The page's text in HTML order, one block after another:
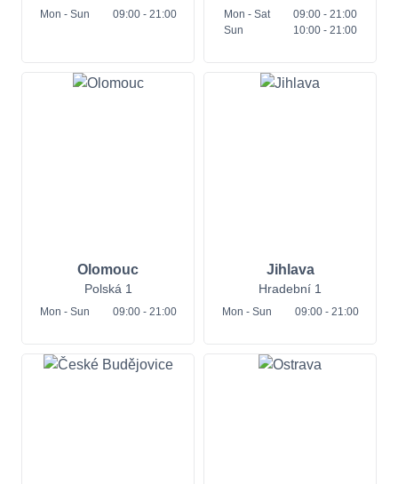
Mon - Sun 09:00 - 21:00 Mon - Sat
09:00 - 21:00
Sun
10:00 - 21:00
Olomouc
Polská 1
Mon - Sun 09:00 - 21:00
Jihlava
Hradební 1
Mon - Sun 09:00 - 21:00